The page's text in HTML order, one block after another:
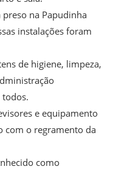
na Papudinha
instalações foram
de higiene, limpeza,
e equipamento
com o regramento da
como